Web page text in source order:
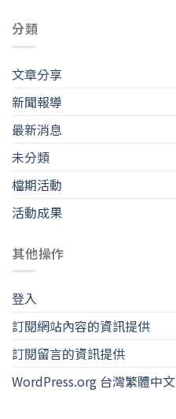
分類
文章分享
新聞報導
最新消息
未分類
檔期活動
活動成果
其他操作
登入
訂閱網站內容的資訊提供
訂閱留言的資訊提供
WordPress.org 台灣繁體中文